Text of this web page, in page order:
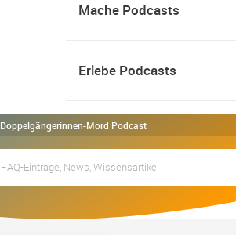
Mache Podcasts
Erlebe Podcasts
Doppelgängerinnen-Mord Podcast